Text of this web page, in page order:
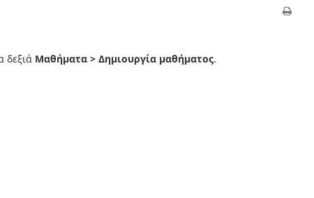
δεξιά Μαθήματα > Δημιουργία μαθήματος.